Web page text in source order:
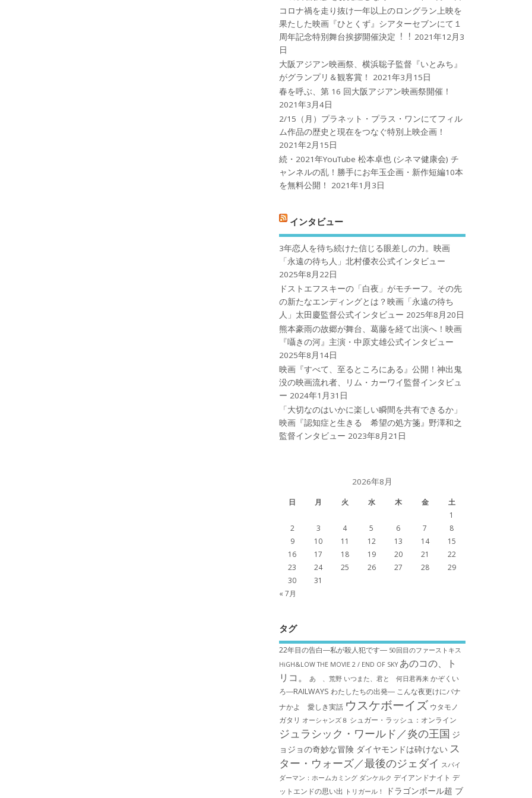
コロナ禍を⾛り抜け⼀年以上のロングラン上映を
果たした映画『ひとくず』シアターセブンにて１
周年記念特別舞台挨拶開催決定︕︕ 2021年12月3
日
大阪アジアン映画祭、横浜聡子監督『いとみち』
がグランプリ＆観客賞！
2021年3月15日
春を呼ぶ、第 16 回大阪アジアン映画祭開催！
2021年3月4日
2/15（月）プラネット・プラス・ワンにてフィル
ム作品の歴史と現在をつなぐ特別上映企画！
2021年2月15日
続・2021年YouTube 松本卓也 (シネマ健康会) チ
ャンネルの乱！勝手にお年玉企画・新作短編10本
を無料公開！
2021年1月3日
インタビュー
3年恋人を待ち続けた信じる眼差しの力。映画
「永遠の待ち人」北村優衣公式インタビュー
2025年8月22日
ドストエフスキーの「白夜」がモチーフ。その先
の新たなエンディングとは？映画「永遠の待ち
人」太田慶監督公式インタビュー 2025年8月20日
熊本豪雨の故郷が舞台、葛藤を経て出演へ！映画
『囁きの河』主演・中原丈雄公式インタビュー
2025年8月14日
映画『すべて、至るところにある』公開！神出鬼
没の映画流れ者、リム・カーワイ監督インタビュ
ー 2024年1月31日
「大切なのはいかに楽しい瞬間を共有できるか」
映画『認知症と生きる 希望の処方箋』野澤和之
監督インタビュー 2023年8月21日
2026年8月
日 月 火 水 木 金
土
1
2
3 4 5 6 7
8
9
10 11 12 13 14
15
16
17 18 19 20 21
22
23
24 25 26 27 28
29
30
31
« 7月
タグ
22年目の告白―私が殺人犯です― 50回目のファーストキス
HiGH&LOW THE MOVIE 2 / END OF SKY あのコの、ト
リコ。
あゝ、荒野 いつまた、君と 何日君再来 かぞくい
ろ―RAILWAYS わたしたちの出発― こんな夜更けにバナ
ナかよ 愛しき実話 ウスケボーイズ ウタモノ
ガタリ オーシャンズ８ シュガー・ラッシュ：オ​ンライン
ジュラシック・ワールド／炎の王国 ジ
ョジョの奇妙な冒険 ダイヤモンドは砕けない ス
ター・ウォーズ／最後のジェダイ スパイ
ダーマン：ホームカミング ダンケルク デイアンドナイト デ
ットエンドの思い出
トリガール！ ドラゴンボール超 ブ